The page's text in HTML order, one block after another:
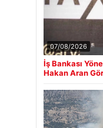
07/08/2026
İş Bankası
Hakan Aran